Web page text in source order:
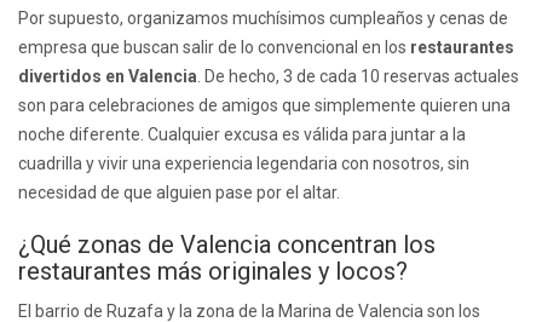
Por supuesto, organizamos muchísimos cumpleaños y cenas de
empresa que buscan salir de lo convencional en los restaurantes
divertidos en Valencia . De hecho, 3 de cada 10 reservas actuales
son para celebraciones de amigos que simplemente quieren una
noche diferente. Cualquier excusa es válida para juntar a la
cuadrilla y vivir una experiencia legendaria con nosotros, sin
necesidad de que alguien pase por el altar.
¿Qué zonas de Valencia concentran los
restaurantes más originales y locos?
El barrio de Ruzafa y la zona de la Marina de Valencia son los